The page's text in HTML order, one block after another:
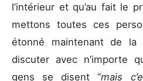
l’intérieur et qu’au fait le
mettons toutes ces
étonné maintenant de
discuter avec n’importe
gens se disent “mais